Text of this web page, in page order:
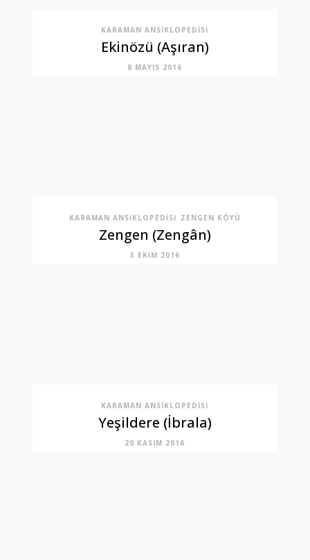
KARAMAN ANSIKLOPEDISI
Ekinözü (Aşıran)
8 MAYIS 2016
KARAMAN ANSIKLOPEDISI ZENGEN KÖYÜ
Zengen (Zengân)
3 EKIM 2016
KARAMAN ANSIKLOPEDISI
Yeşildere (İbrala)
20 KASIM 2016